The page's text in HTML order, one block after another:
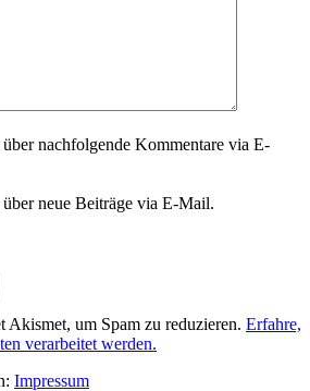
nachfolgende Kommentare via E-
neue Beiträge via E-Mail.
Akismet, um Spam zu reduzieren. Erfahre,
verarbeitet werden.
Impressum